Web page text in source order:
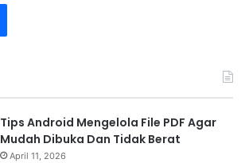
Tips Android Mengelola File PDF Agar
Mudah Dibuka Dan Tidak Berat
April 11, 2026